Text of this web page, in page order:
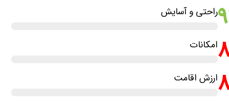
راحتی و آسایش
امکانات
ارزش اقامت